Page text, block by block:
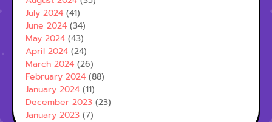
July 2024 (41)
June 2024 (34)
May 2024 (43)
April 2024 (24)
March 2024 (26)
February 2024 (88)
January 2024 (11)
December 2023 (23)
January 2023 (7)